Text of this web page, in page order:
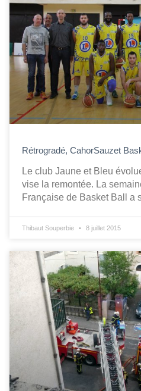
Rétrogradé, CahorSauzet
Le club Jaune et Bleu
vise la remontée. La
Française de Basket Ball a
Thibaut Souperbie 8 juillet 2015